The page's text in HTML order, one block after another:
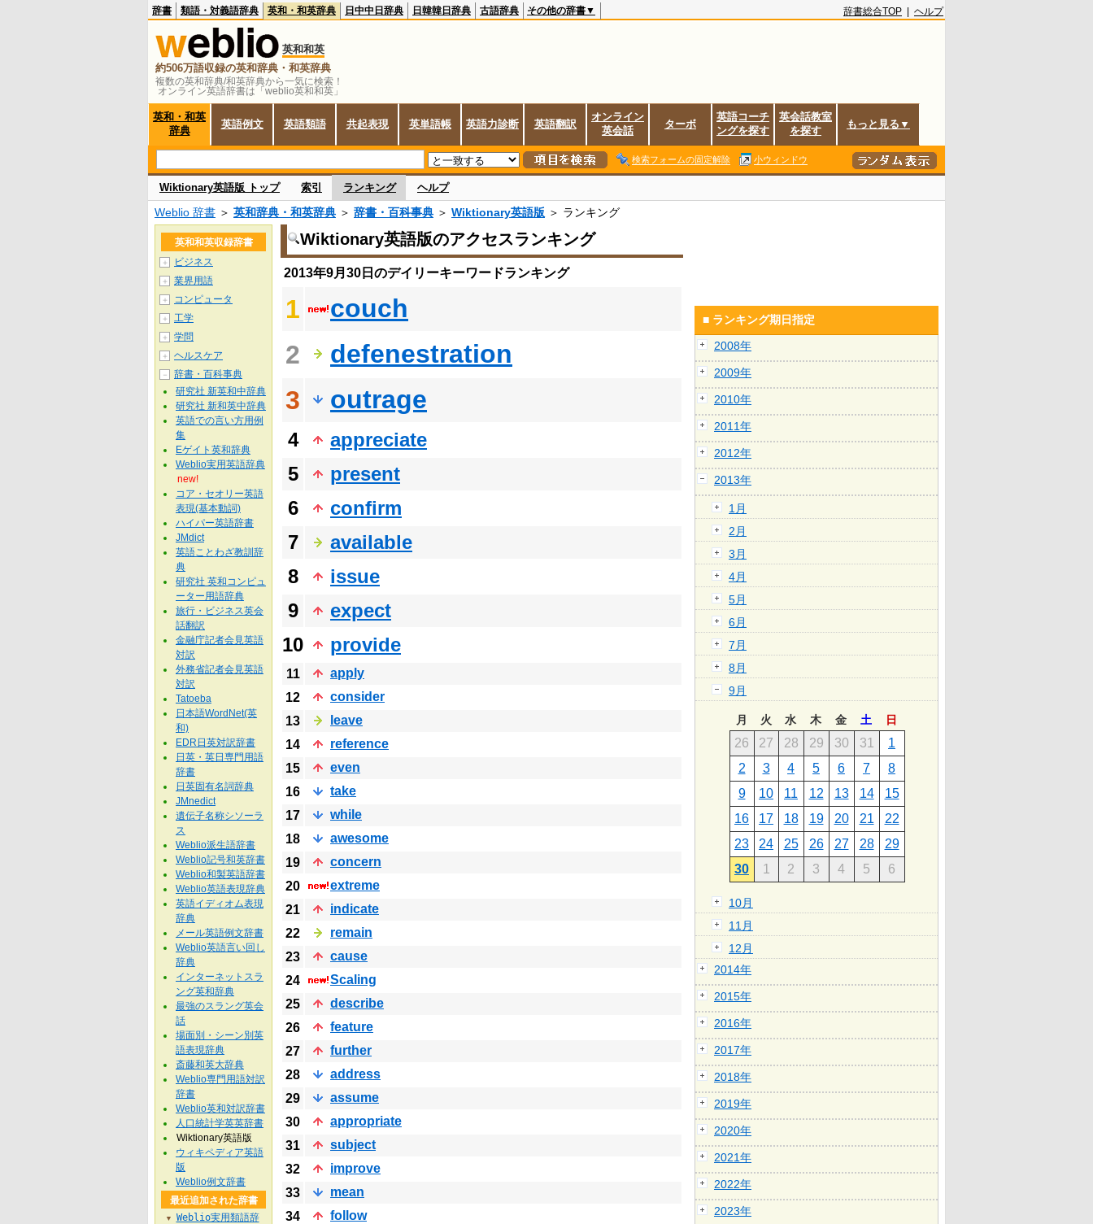
複数の英和辞典/和英辞典から一気に検索！
オンライン英語辞書は「weblio英和和英」
辞書 類語・対義語辞典 英和・和英辞典 日中中日辞典 日韓韓日辞典 古語辞典 その他の辞書▼ 辞書総合TOP ヘルプ
英和和英
約506万語収録の英和辞典・和英辞典
英和・和英
辞典
英語例文 英語類語 共起表現 英単語帳 英語力診断 英語翻訳
オンライン
英会話
ターボ
英語コーチ
ングを探す
英会話教室
を探す
もっと見る▼
検索フォームの固定解除 小ウィンドウ
Wiktionary英語版 トップ 索引 ランキング ヘルプ
Weblio 辞書 ＞ 英和辞典・和英辞典 ＞ 辞書・百科事典 ＞ Wiktionary英語版 ＞ ランキング
Wiktionary英語版のアクセスランキング
2013年9月30日のデイリーキーワードランキング
1
couch
2
defenestration
3
outrage
4
appreciate
5
present
6
confirm
7
available
8
issue
9
expect
10
provide
11
apply
12
consider
13
leave
14
reference
15
even
16
take
17
while
18
awesome
19
concern
20
extreme
21
indicate
22
remain
23
cause
24
Scaling
25
describe
26
feature
27
further
28
address
29
assume
30
appropriate
31
subject
32
improve
33
mean
34
follow
英和和英収録辞書
＋ ビジネス
＋ 業界用語
＋ コンピュータ
＋ 工学
＋ 学問
＋ ヘルスケア
－
辞書・百科事典
研究社 新英和中辞典
研究社 新和英中辞典
英語での言い方用例
集
Eゲイト英和辞典
Weblio実用英語辞典
new!
コア・セオリー英語
表現(基本動詞)
ハイパー英語辞書
JMdict
英語ことわざ教訓辞
典
研究社 英和コンピュ
ーター用語辞典
旅行・ビジネス英会
話翻訳
金融庁記者会見英語
対訳
外務省記者会見英語
対訳
Tatoeba
日本語WordNet(英
和)
EDR日英対訳辞書
日英・英日専門用語
辞書
日英固有名詞辞典
JMnedict
遺伝子名称シソーラ
ス
Weblio派生語辞書
Weblio記号和英辞書
Weblio和製英語辞書
Weblio英語表現辞典
英語イディオム表現
辞典
メール英語例文辞書
Weblio英語言い回し
辞典
インターネットスラ
ング英和辞典
最強のスラング英会
話
場面別・シーン別英
語表現辞典
斎藤和英大辞典
Weblio専門用語対訳
辞書
Weblio英和対訳辞書
人口統計学英英辞書
Wiktionary英語版
ウィキペディア英語
版
Weblio例文辞書
最近追加された辞書
▼
Weblio実用類語辞
■ ランキング期日指定
2008年
2009年
2010年
2011年
2012年
2013年
1月
2月
3月
4月
5月
6月
7月
8月
9月
月 火 水 木 金 土 日
26 27 28 29 30 31
1
2
3 4 5 6 7
8
9
10 11 12 13 14
15
16
17 18 19 20 21
22
23
24 25 26 27 28
29
30
1 2 3 4 5 6
10月
11月
12月
2014年
2015年
2016年
2017年
2018年
2019年
2020年
2021年
2022年
2023年